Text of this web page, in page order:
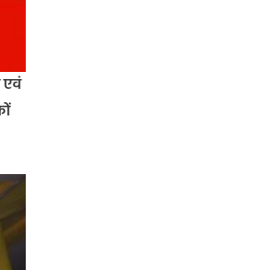
एवं